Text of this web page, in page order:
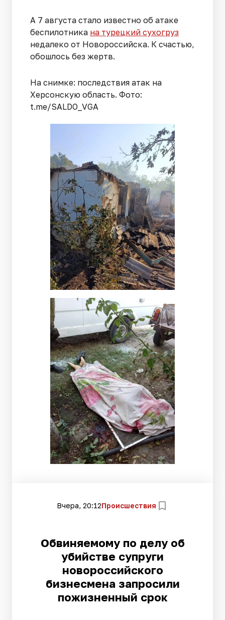
А 7 августа стало известно об атаке
беспилотника на турецкий сухогруз
недалеко от Новороссийска. К счастью,
обошлось без жертв.
На снимке: последствия атак на
Херсонскую область. Фото:
t.me/SALDO_VGA
Вчера, 20:12Происшествия
Обвиняемому по делу об
убийстве супруги
новороссийского
бизнесмена запросили
пожизненный срок